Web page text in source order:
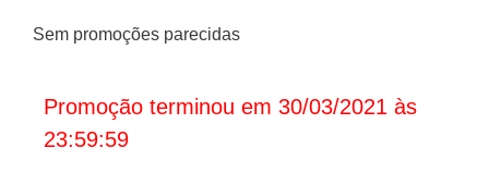
Sem promoções parecidas
Promoção terminou em 30/03/2021 às
23:59:59